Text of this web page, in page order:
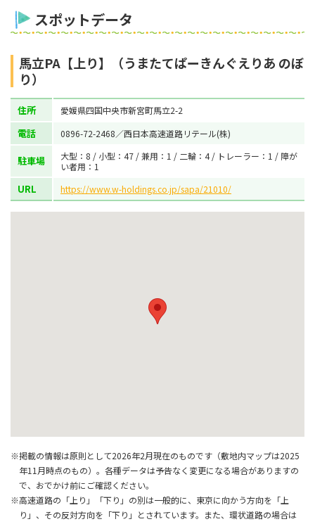
スポットデータ
馬立PA【上り】（うまたてぱーきんぐえりあ のぼ
り）
住所 愛媛県四国中央市新宮町馬立2-2
電話 0896-72-2468／西日本高速道路リテール(株)
駐車場
大型：8 / 小型：47 / 兼用：1 / 二輪：4 / トレーラー：1 / 障が
い者用：1
URL https://www.w-holdings.co.jp/sapa/21010/
※掲載の情報は原則として2026年2月現在のものです（敷地内マップは2025
年11月時点のもの）。各種データは予告なく変更になる場合がありますの
で、おでかけ前にご確認ください。
※高速道路の「上り」「下り」の別は一般的に、東京に向かう方向を「上
り」、その反対方向を「下り」とされています。また、環状道路の場合は